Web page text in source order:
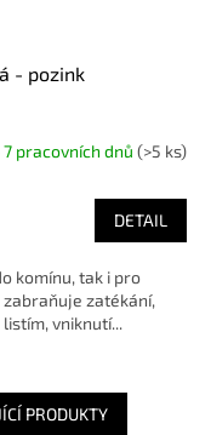
- pozink
7 pracovních dnů (>5 ks)
DETAIL
komínu, tak i pro
zatékání,
vniknutí...
PRODUKTY